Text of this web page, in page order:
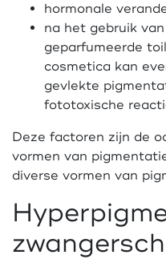
hormonale
na het gebruik
geparfumeerde
cosmetica kan
gevlekte
fototoxische
Deze factoren zijn de
vormen van
diverse vormen van